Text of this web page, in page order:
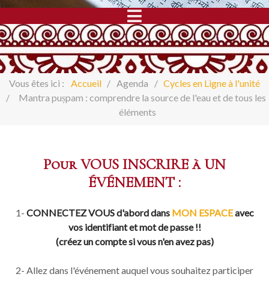
Vous êtes ici : Accueil Agenda
Cycles en Ligne à l'unité
Mantra puṣpam : comprendre la source de l'eau et de tous les
éléments
Pour VOUS INSCRIRE à UN
ÉVÉNEMENT :
1- CONNECTEZ VOUS d'abord dans MON ESPACEavec
vos identifiant et mot de passe !!
(créez un compte si vous n'en avez pas)
2- Allez dans l'événement auquel vous souhaitez participer